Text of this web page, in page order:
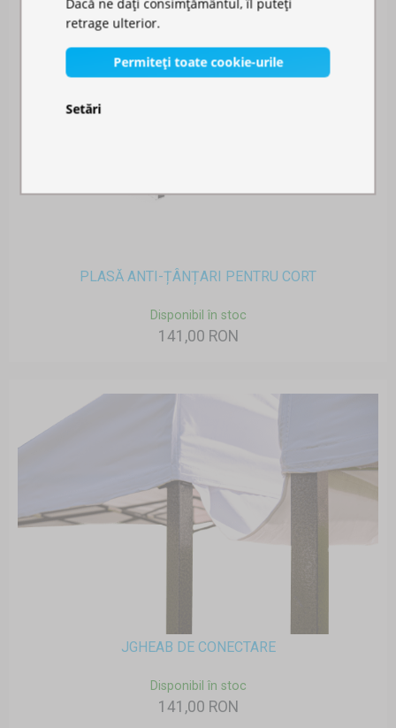
PLASĂ ANTI-ȚÂNȚARI PENTRU CORT
Disponibil în stoc
141,00 RON
JGHEAB DE CONECTARE
Disponibil în stoc
141,00 RON
Dacă ne dați consimțământul, îl puteți
retrage ulterior.
Permiteți toate cookie-urile
Setări